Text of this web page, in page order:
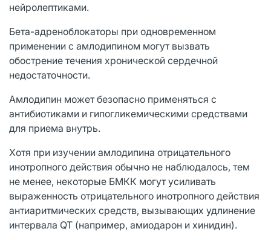
нейролептиками.
Бета-адреноблокаторы при одновременном
применении с амлодипином могут вызвать
обострение течения хронической сердечной
недостаточности.
Амлодипин может безопасно применяться с
антибиотиками и гипогликемическими средствами
для приема внутрь.
Хотя при изучении амлодипина отрицательного
инотропного действия обычно не наблюдалось, тем
не менее, некоторые БМКК могут усиливать
выраженность отрицательного инотропного действия
антиаритмических средств, вызывающих удлинение
интервала QT (например, амиодарон и хинидин).